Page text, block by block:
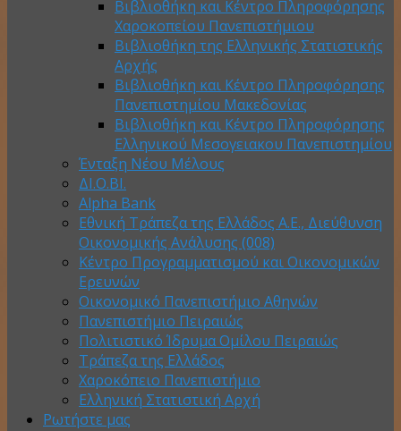
Βιβλιοθήκη και Κέντρο Πληροφόρησης
Χαροκοπείου Πανεπιστήμιου
Βιβλιοθήκη της Ελληνικής Στατιστικής
Αρχής
Βιβλιοθήκη και Κέντρο Πληροφόρησης
Πανεπιστημίου Μακεδονίας
Βιβλιοθήκη και Κέντρο Πληροφόρησης
Ελληνικού Μεσογειακου Πανεπιστημίου
Ένταξη Νέου Μέλους
ΔΙ.Ο.ΒΙ.
Alpha Bank
Εθνική Τράπεζα της Ελλάδος Α.Ε., Διεύθυνση
Οικονομικής Ανάλυσης (008)
Κέντρο Προγραμματισμού και Οικονομικών
Ερευνών
Οικονομικό Πανεπιστήμιο Αθηνών
Πανεπιστήμιο Πειραιώς
Πολιτιστικό Ίδρυμα Ομίλου Πειραιώς
Τράπεζα της Ελλάδος
Χαροκόπειο Πανεπιστήμιο
Ελληνική Στατιστική Αρχή
Ρωτήστε μας